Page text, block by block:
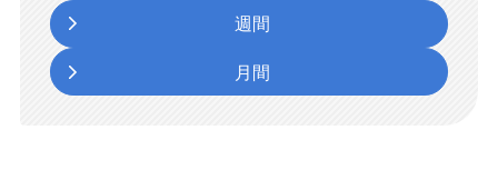
週間
月間